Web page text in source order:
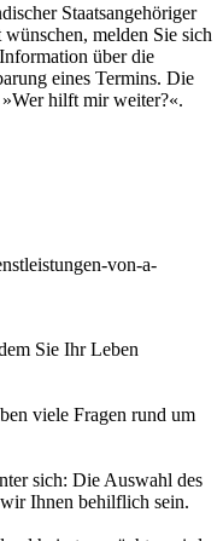
Staatsangehöriger
melden Sie sich
über die
eines Termins. Die
hilft mir weiter?«.
von-a-
Sie Ihr Leben
viele Fragen rund um
sich: Die Auswahl des
Ihnen behilflich sein.